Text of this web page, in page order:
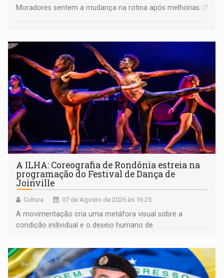
Moradores sentem a mudança na rotina após melhorias
A ILHA: Coreografia de Rondônia estreia na
programação do Festival de Dança de
Joinville
Cultura 07 de Agosto de 2026 às 16:25
A movimentação cria uma metáfora visual sobre a
condição individual e o desejo humano de